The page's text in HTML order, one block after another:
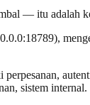
— itu adalah
sistem internal.